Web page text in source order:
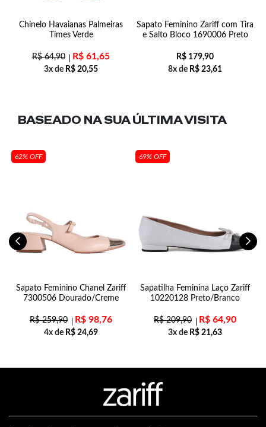
Chinelo Havaianas Palmeiras
Times Verde
R$64,90 R$ 61,65
3x de R$ 20,55
Sapato Feminino Zariff com Tira
e Salto Bloco 1690006 Preto
R$ 179,90
8x de R$ 23,61
BASEADO NA SUAÚLTIMA VISITA
62% OFF
Sapato Feminino Chanel Zariff
7300506 Dourado/Creme
R$259,90 R$ 98,76
4x de R$ 24,69
69% OFF
Sapatilha Feminina Laço Zariff
10220128 Preto/Branco
R$209,90 R$ 64,90
3x de R$ 21,63